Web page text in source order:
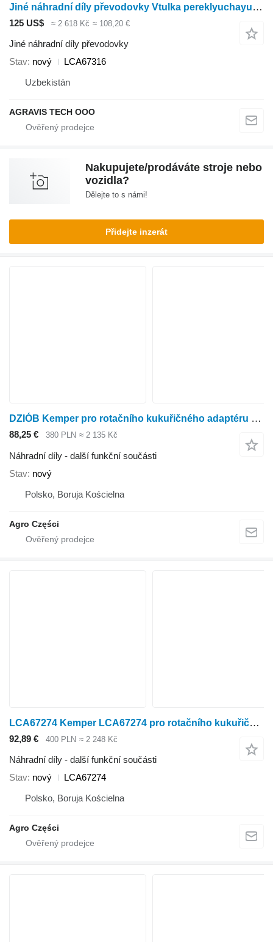
Jiné náhradní díly převodovky Vtulka pereklyuchayushchaya LCA67316 pro rotačního kukuřičného adaptéru Kemper 4500
125 US$ ≈ 2 618 Kč ≈ 108,20 €
Jiné náhradní díly převodovky
Stav nový
LCA67316
Uzbekistán
AGRAVIS TECH OOO
Nakupujete/prodáváte stroje nebo
vozidla?
Dělejte to s námi!
Přidejte inzerát
DZIÓB Kemper pro rotačního kukuřičného adaptéru Kemper 4500, 360, 345, 330, 445
88,25 € 380 PLN ≈ 2 135 Kč
Náhradní díly - další funkční součásti
Stav nový
Polsko, Boruja Kościelna
Agro Części
LCA67274 Kemper LCA67274 pro rotačního kukuřičného adaptéru Kemper Champion 4500, 445
92,89 € 400 PLN ≈ 2 248 Kč
Náhradní díly - další funkční součásti
Stav nový
LCA67274
Polsko, Boruja Kościelna
Agro Części